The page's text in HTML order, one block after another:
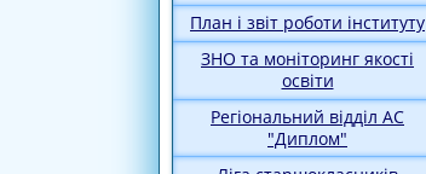
План і звіт роботи інституту
ЗНО та моніторинг якості
освіти
Регіональний відділ АС
"Диплом"